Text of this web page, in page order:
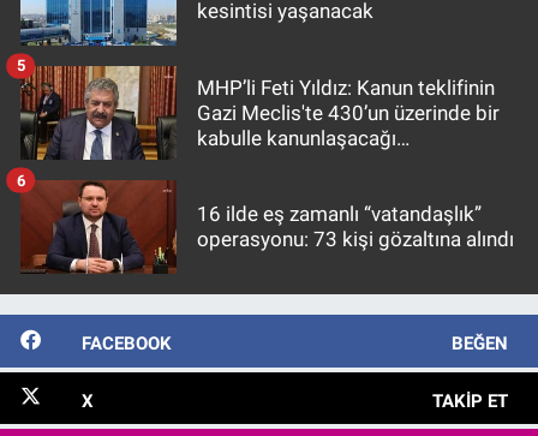
kesintisi yaşanacak
MHP’li Feti Yıldız: Kanun teklifinin
Gazi Meclis'te 430’un üzerinde bir
kabulle kanunlaşacağı
5
16 ilde eş zamanlı “vatandaşlık”
operasyonu: 73 kişi gözaltına alındı
6
FACEBOOK BEĞEN
X TAKIP ET